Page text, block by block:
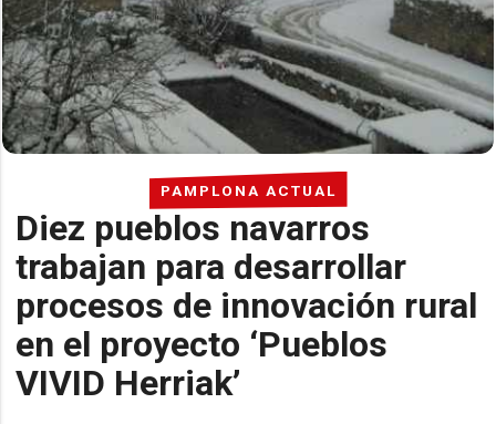
PAMPLONA ACTUAL
Diez pueblos navarros
trabajan para desarrollar
procesos de innovación rural
en el proyecto ‘Pueblos
VIVID Herriak’